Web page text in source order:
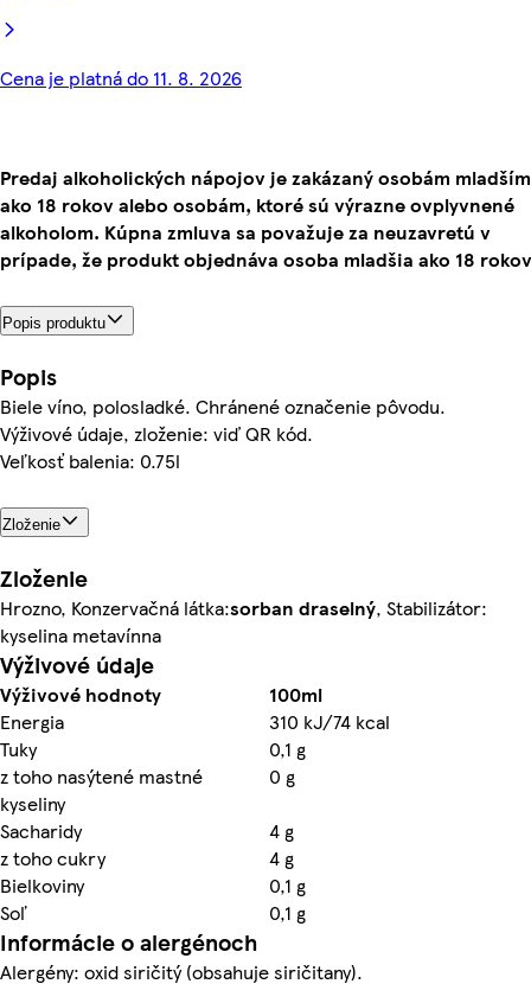
Cena je platná do 11. 8. 2026
Predaj alkoholických nápojov je zakázaný osobám mladším
ako 18 rokov alebo osobám, ktoré sú výrazne ovplyvnené
alkoholom. Kúpna zmluva sa považuje za neuzavretú v
prípade, že produkt objednáva osoba mladšia ako 18
Popis produktu
Popis
Biele víno, polosladké. Chránené označenie pôvodu.
Výživové údaje, zloženie: viď QR kód.
Veľkosť balenia: 0.75l
Zloženie
Zloženie
Hrozno, Konzervačná látka:sorban draselný, Stabilizátor:
kyselina metavínna
Výživové údaje
Výživové hodnoty
100ml
Energia
310 kJ/74 kcal
Tuky
0,1 g
z toho nasýtené mastné
kyseliny
0 g
Sacharidy
4 g
z toho cukry
4 g
Bielkoviny
0,1 g
Soľ
0,1 g
Informácie o alergénoch
Alergény: oxid siričitý (obsahuje siričitany).